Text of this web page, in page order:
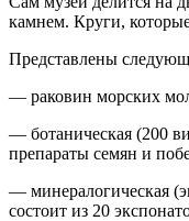
камнем. Круги,
Представлены
— раковин морских
— ботаническая (200
препараты семян и
— минералогическая
состоит из 20